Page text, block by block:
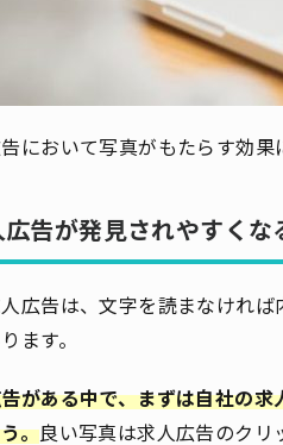
において写真がもたらす効果
告が発見されやすくな
広告は、文字を読まなけれ
ます。
がある中で、まずは自社の
。良い写真は求人広告のクリ